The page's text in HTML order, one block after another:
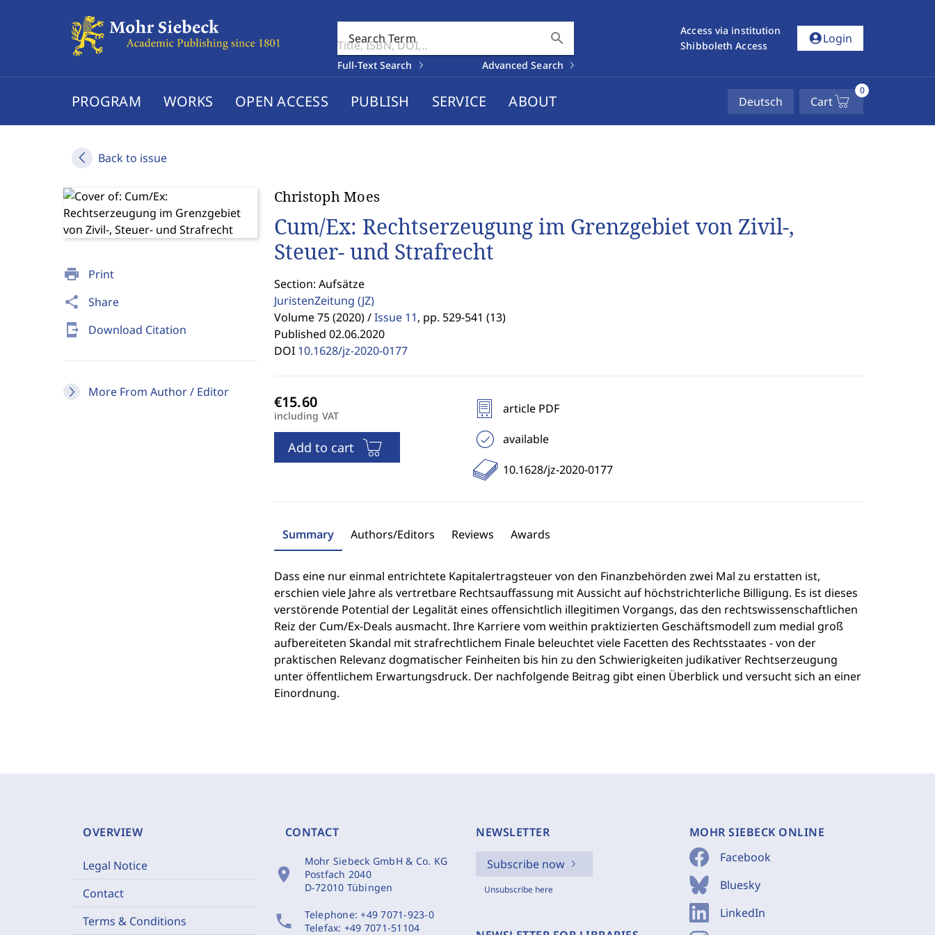
Search Term search
Full-Text Search Advanced Search
Access via institution
Shibboleth Access
account_circleLogin
PROGRAM WORKS OPEN ACCESS PUBLISH SERVICE ABOUT Deutsch Cart
0
Back to issue
print Print
share Share
send_to_mobile Download Citation
More From Author / Editor
Christoph Moes
Cum/Ex: Rechtserzeugung im Grenzgebiet von Zivil-,
Steuer- und Strafrecht
Section: Aufsätze
JuristenZeitung (JZ)
Volume 75 (2020) / Issue 11, pp. 529-541 (13)
Published 02.06.2020
DOI 10.1628/jz-2020-0177
including VAT
Add to cart
article PDF
available
10.1628/jz-2020-0177
Summary Authors/Editors Reviews Awards
Dass eine nur einmal entrichtete Kapitalertragsteuer von den Finanzbehörden zwei Mal zu erstatten ist,
erschien viele Jahre als vertretbare Rechtsauffassung mit Aussicht auf höchstrichterliche Billigung. Es ist dieses
verstörende Potential der Legalität eines offensichtlich illegitimen Vorgangs, das den rechtswissenschaftlichen
Reiz der Cum/Ex-Deals ausmacht. Ihre Karriere vom weithin praktizierten Geschäftsmodell zum medial groß
aufbereiteten Skandal mit strafrechtlichem Finale beleuchtet viele Facetten des Rechtsstaates - von der
praktischen Relevanz dogmatischer Feinheiten bis hin zu den Schwierigkeiten judikativer Rechtserzeugung
unter öffentlichem Erwartungsdruck. Der nachfolgende Beitrag gibt einen Überblick und versucht sich an einer
Einordnung.
OVERVIEW
Legal Notice
Contact
Terms & Conditions
CONTACT
location_on
Mohr Siebeck GmbH & Co. KG
Postfach 2040
D-72010 Tübingen
phone Telephone:+49 7071-923-0
Telefax: +49 7071-51104
NEWSLETTER
Subscribe now
Unsubscribe here
MOHR SIEBECK ONLINE
Facebook
Bluesky
LinkedIn